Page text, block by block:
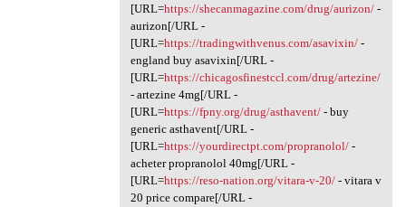
[URL=https://shecanmagazine.com/drug/aurizon/-
aurizon[/URL -
[URL=https://tradingwithvenus.com/asavixin/-
england buy asavixin[/URL -
[URL=https://chicagosfinestccl.com/drug/artezine/
- artezine 4mg[/URL -
[URL=https://fpny.org/drug/asthavent/- buy
generic asthavent[/URL -
[URL=https://yourdirectpt.com/propranolol/-
acheter propranolol 40mg[/URL -
[URL=https://reso-nation.org/vitara-v-20/- vitara v
20 price compare[/URL -